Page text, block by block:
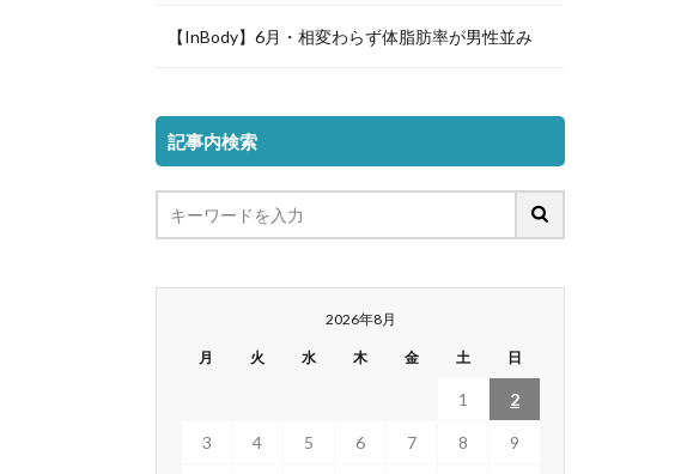
【InBody】6月・相変わらず体脂肪率が男性並み
記事内検索
2026年8月
月 火 水 木 金 土 日
1 2
3 4 5 6 7 8 9